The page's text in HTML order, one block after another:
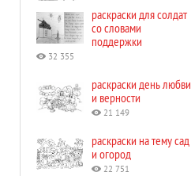
раскраски для солдат
со словами
поддержки
32 355
раскраски день любви
и верности
21 149
раскраски на тему сад
и огород
22 751